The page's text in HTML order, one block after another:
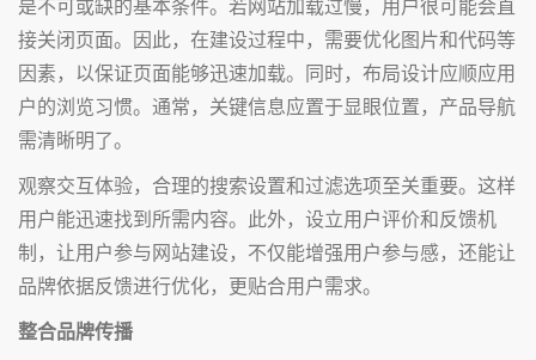
接关闭页面。因此，在建设过程中，需要优化图片和代码等
因素，以保证页面能够迅速加载。同时，布局设计应顺应用
户的浏览习惯。通常，关键信息应置于显眼位置，产品导航
需清晰明了。
观察交互体验，合理的搜索设置和过滤选项至关重要。这样
用户能迅速找到所需内容。此外，设立用户评价和反馈机
制，让用户参与网站建设，不仅能增强用户参与感，还能让
品牌依据反馈进行优化，更贴合用户需求。
整合品牌传播